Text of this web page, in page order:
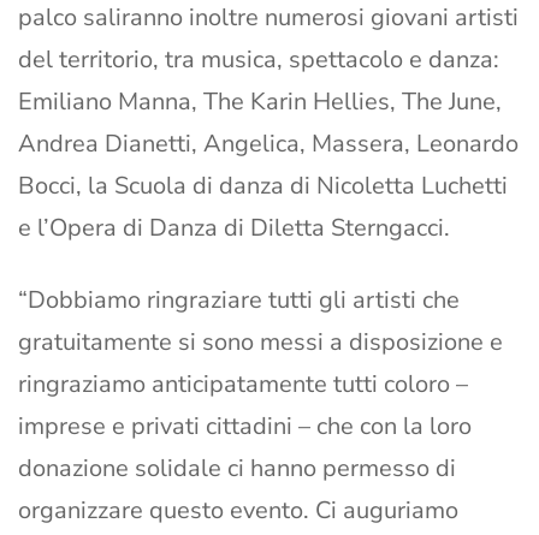
palco saliranno inoltre numerosi giovani artisti
del territorio, tra musica, spettacolo e danza:
Emiliano Manna, The Karin Hellies, The June,
Andrea Dianetti, Angelica, Massera, Leonardo
Bocci, la Scuola di danza di Nicoletta Luchetti
e l’Opera di Danza di Diletta Sterngacci.
“Dobbiamo ringraziare tutti gli artisti che
gratuitamente si sono messi a disposizione e
ringraziamo anticipatamente tutti coloro –
imprese e privati cittadini – che con la loro
donazione solidale ci hanno permesso di
organizzare questo evento. Ci auguriamo